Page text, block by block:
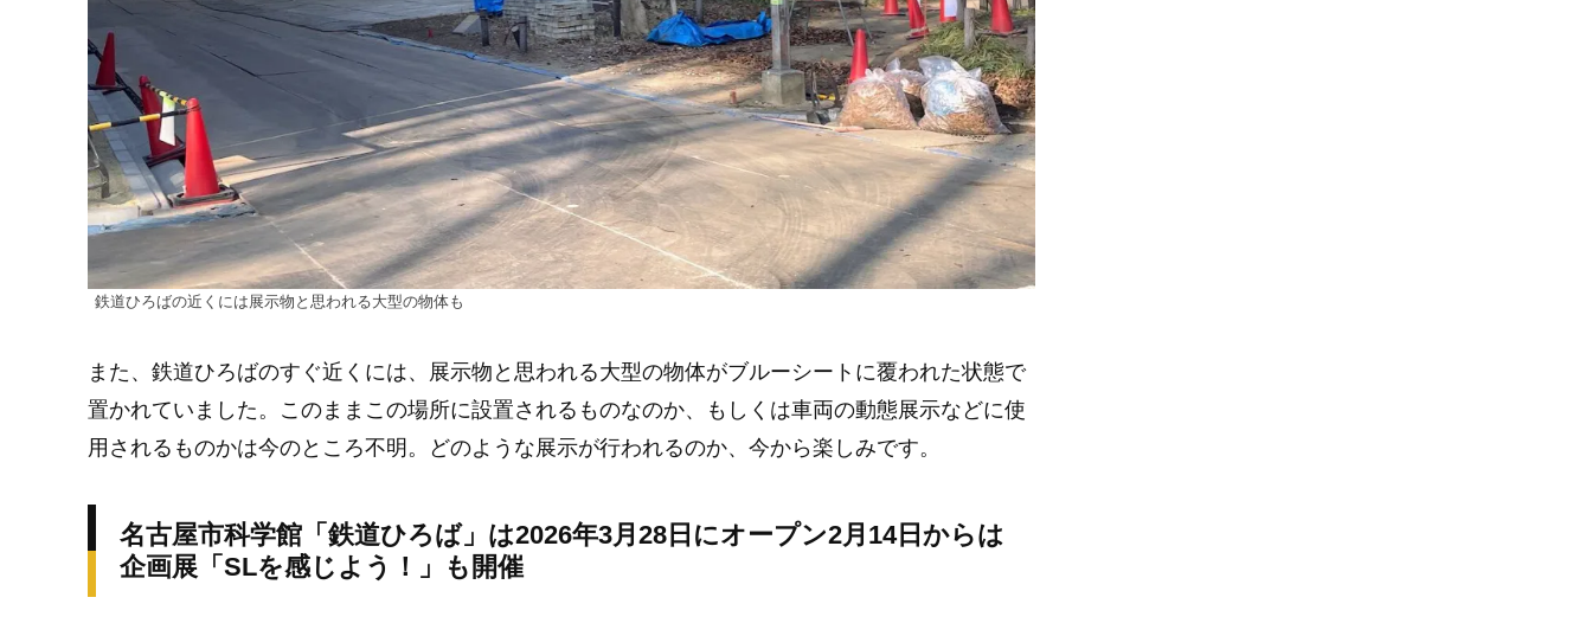
鉄道ひろばの近くには展示物と思われる大型の物体も
また、鉄道ひろばのすぐ近くには、展示物と思われる大型の物体がブルーシートに覆われた状態で
置かれていました。このままこの場所に設置されるものなのか、もしくは車両の動態展示などに使
用されるものかは今のところ不明。どのような展示が行われるのか、今から楽しみです。
名古屋市科学館「鉄道ひろば」は2026年3月28日にオープン2月14日からは
企画展「SLを感じよう！」も開催